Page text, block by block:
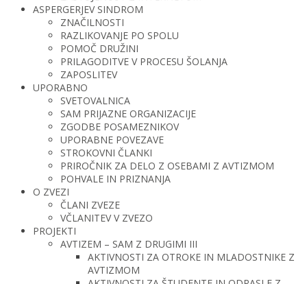
ASPERGERJEV SINDROM
ZNAČILNOSTI
RAZLIKOVANJE PO SPOLU
POMOČ DRUŽINI
PRILAGODITVE V PROCESU ŠOLANJA
ZAPOSLITEV
UPORABNO
SVETOVALNICA
SAM PRIJAZNE ORGANIZACIJE
ZGODBE POSAMEZNIKOV
UPORABNE POVEZAVE
STROKOVNI ČLANKI
PRIROČNIK ZA DELO Z OSEBAMI Z AVTIZMOM
POHVALE IN PRIZNANJA
O ZVEZI
ČLANI ZVEZE
VČLANITEV V ZVEZO
PROJEKTI
AVTIZEM – SAM Z DRUGIMI III
AKTIVNOSTI ZA OTROKE IN MLADOSTNIKE Z
AVTIZMOM